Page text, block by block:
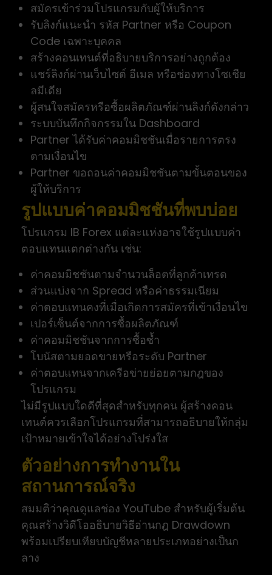
สมัครเข้าร่วมโปรแกรมกับผู้ให้บริการ
รับลิงก์แนะนำ รหัส Partner หรือ Coupon
Code เฉพาะบุคคล
สร้างคอนเทนต์ที่อธิบายบริการอย่างถูกต้อง
แชร์ลิงก์ผ่านเว็บไซต์ อีเมล หรือช่องทางโซเชีย
ลมีเดีย
ผู้สนใจสมัครหรือซื้อผลิตภัณฑ์ผ่านลิงก์ดังกล่าว
ระบบบันทึกกิจกรรมใน Dashboard
Partner ได้รับค่าคอมมิชชันเมื่อรายการตรง
ตามเงื่อนไข
Partner ขอถอนค่าคอมมิชชันตามขั้นตอนของ
ผู้ให้บริการ
รูปแบบค่าคอมมิชชันที่พบบ่อย
โปรแกรม IB Forex แต่ละแห่งอาจใช้รูปแบบค่า
ตอบแทนแตกต่างกัน เช่น:
ค่าคอมมิชชันตามจำนวนล็อตที่ลูกค้าเทรด
ส่วนแบ่งจาก Spread หรือค่าธรรมเนียม
ค่าตอบแทนคงที่เมื่อเกิดการสมัครที่เข้าเงื่อนไข
เปอร์เซ็นต์จากการซื้อผลิตภัณฑ์
ค่าคอมมิชชันจากการซื้อซ้ำ
โบนัสตามยอดขายหรือระดับ Partner
ค่าตอบแทนจากเครือข่ายย่อยตามกฎของ
โปรแกรม
ไม่มีรูปแบบใดดีที่สุดสำหรับทุกคน ผู้สร้างคอน
เทนต์ควรเลือกโปรแกรมที่สามารถอธิบายให้กลุ่ม
เป้าหมายเข้าใจได้อย่างโปร่งใส
ตัวอย่างการทำงานใน
สถานการณ์จริง
สมมติว่าคุณดูแลช่อง YouTube สำหรับผู้เริ่มต้น
คุณสร้างวิดีโออธิบายวิธีอ่านกฎ Drawdown
พร้อมเปรียบเทียบบัญชีหลายประเภทอย่างเป็นก
ลาง